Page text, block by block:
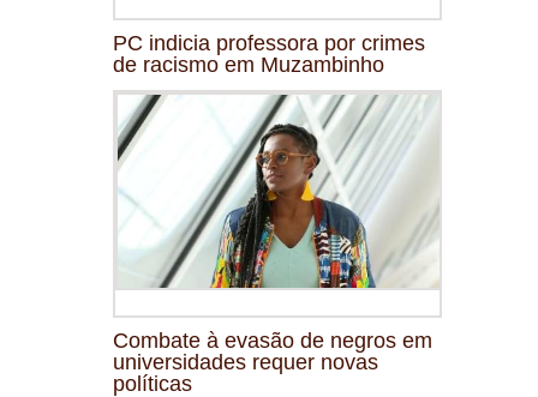
PC indicia professora por crimes
de racismo em Muzambinho
Combate à evasão de negros em
universidades requer novas
políticas